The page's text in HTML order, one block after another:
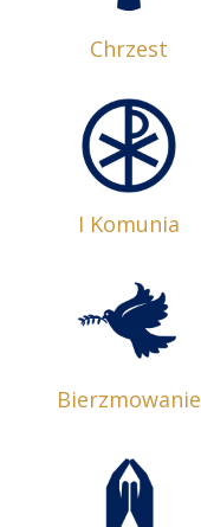
Chrzest
I Komunia
Bierzmowanie